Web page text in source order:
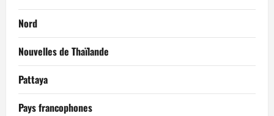
Nord
Nouvelles de Thaïlande
Pattaya
Pays francophones